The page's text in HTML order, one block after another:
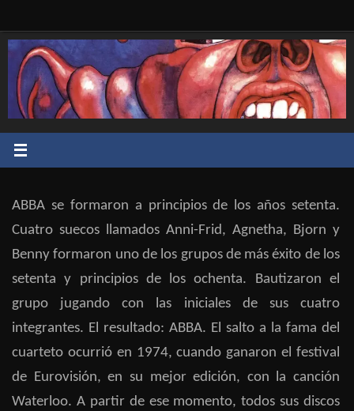
contenido
ABBA se formaron a principios de los años setenta.
Cuatro suecos llamados Anni-Frid, Agnetha, Bjorn y
Benny formaron uno de los grupos de más éxito de los
setenta y principios de los ochenta. Bautizaron el
grupo jugando con las iniciales de sus cuatro
integrantes. El resultado: ABBA. El salto a la fama del
cuarteto ocurrió en 1974, cuando ganaron el festival
de Eurovisión, en su mejor edición, con la canción
Waterloo. A partir de ese momento, todos sus discos